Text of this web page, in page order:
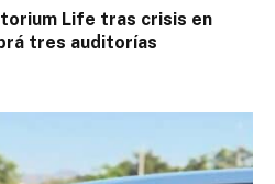
Life tras crisis en
tres auditorías